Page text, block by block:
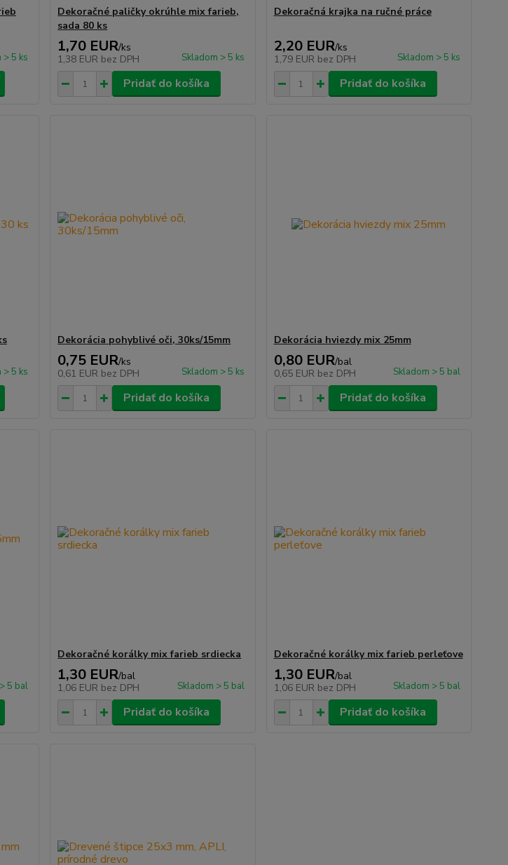
> 5 ks
Dekoračné paličky okrúhle mix farieb,
sada 80 ks
1,70 EUR/ks
1,38 EUR bez DPH Skladom > 5 ks
Pridať do košíka
Dekoračná krajka na ručné práce
2,20 EUR/ks
1,79 EUR bez DPH Skladom > 5 ks
Pridať do košíka
> 5 ks
Dekorácia pohyblivé oči, 30ks/15mm
0,75 EUR/ks
0,61 EUR bez DPH Skladom > 5 ks
Pridať do košíka
Dekorácia hviezdy mix 25mm
0,80 EUR/bal
0,65 EUR bez DPH Skladom > 5 bal
Pridať do košíka
5 bal
Dekoračné korálky mix farieb srdiecka
1,30 EUR/bal
1,06 EUR bez DPH Skladom > 5 bal
Pridať do košíka
Dekoračné korálky mix farieb perleťove
1,30 EUR/bal
1,06 EUR bez DPH Skladom > 5 bal
Pridať do košíka